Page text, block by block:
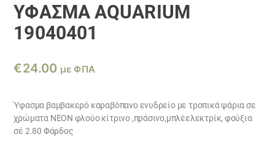
ΎΦΑΣΜΑ AQUARIUM
19040401
€24.00 με ΦΠΑ
Ύφασμα βαμβακερό καραβόπανο ενυδρείο με τροπικά ψάρια σε
χρώματα ΝΕΟΝ φλούο κίτρινο ,πράσινο,μπλέελεκτρίκ, φούξια
σέ 2.80 Φάρδος